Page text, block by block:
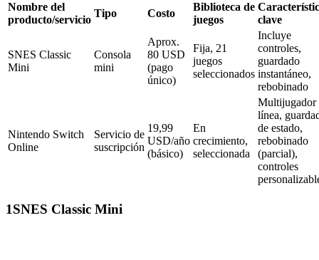
Nombre del
producto/servicio
Tipo Costo
Biblioteca de
juegos
clave
SNES Classic
Mini
Consola
mini
Aprox.
80 USD
(pago
único)
Fija, 21
juegos
seleccionados
Incluye
controles,
guardado
instantáneo,
rebobinado
Nintendo Switch
Online
Servicio de
suscripción
19,99
USD/año
(básico)
En
crecimiento,
seleccionada
Multijugador
línea,
de estado,
rebobinado
(parcial),
controles
1SNES Classic Mini